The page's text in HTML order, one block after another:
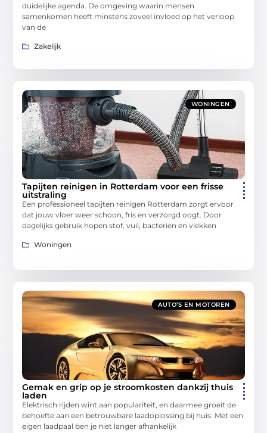
duidelijke agenda. De omgeving waarin mensen
samenkomen heeft minstens zoveel invloed op het verloop
van de
Zakelijk
WONINGEN
Tapijten reinigen in Rotterdam voor een frisse
uitstraling
Een professioneel tapijten reinigen Rotterdam zorgt ervoor
dat jouw vloer weer schoon, fris en verzorgd oogt. Door
dagelijks gebruik hopen stof, vuil, bacteriën en vlekken
Woningen
AUTO’S EN MOTOREN
Gemak en grip op je stroomkosten dankzij thuis
laden
Elektrisch rijden wint aan populariteit, en daarmee groeit de
behoefte aan een betrouwbare laadoplossing bij huis. Met een
eigen laadpaal ben je niet langer afhankelijk